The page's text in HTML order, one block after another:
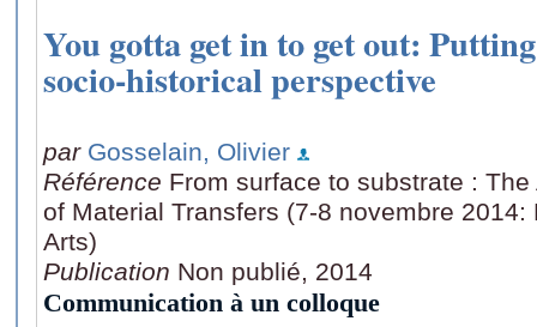
You gotta get in to get out:
socio-historical perspective
par Gosselain, Olivier
Référence From surface to substrate :
of Material Transfers (7-8 novembre 2014:
Arts)
Publication Non publié, 2014
Communication à un colloque